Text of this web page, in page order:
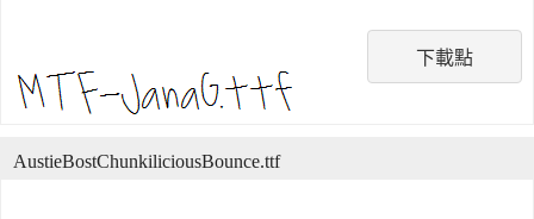
下載點
AustieBostChunkiliciousBounce.ttf